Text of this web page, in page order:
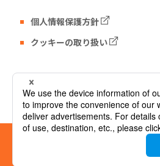
個人情報保護方針
クッキーの取り扱い
Tech Fun コーポレートサイト
© Tech Fun